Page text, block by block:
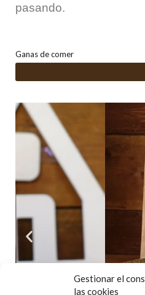
Gestionar el
las cookies
pasando.
Ganas de comer